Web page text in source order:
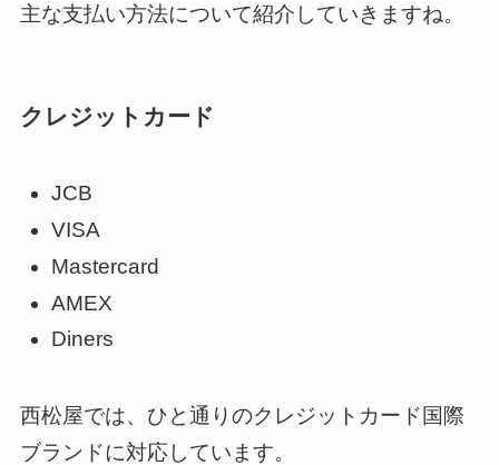
主な支払い方法について紹介していきますね。
クレジットカード
JCB
VISA
Mastercard
AMEX
Diners
西松屋では、ひと通りのクレジットカード国際
ブランドに対応しています。